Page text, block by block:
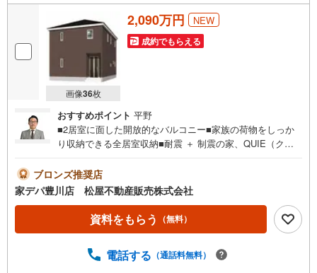
画像36枚
2,090万円 NEW
成約でもらえる
おすすめポイント 平野
■2居室に面した開放的なバルコニー■家族の荷物をしっか
り収納できる全居室収納■耐震 ＋ 制震の家、QUIE（クワ
洋風和室はリビングの隣 ・テレワークルームとしても活
用可能な3帖の納戸完備●家デパ 松屋不動産販売 のつよみ
●・豊橋市・豊川市・知立市・浜松市の4店舗営業中！三河
エリア・遠州エリアの物件ならおまかせください。新築戸
建、中古戸建、中古マンション、土地をお客様のご希望に
多数！中古物件をご購入の際、約70％という多くの方々が
ブロンズ推奨店
家デパ豊川店 松屋不動産販売株式会社
資料をもらう （無料）
電話する （通話料無料）